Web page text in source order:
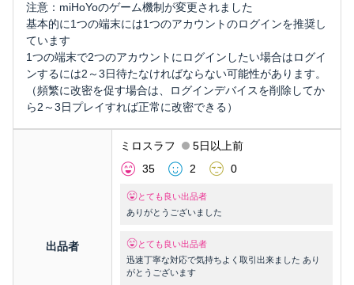
注意：miHoYoのゲーム機制が変更されました
基本的に1つの端末には1つのアカウントのログインを推奨し
ています
1つの端末で2つのアカウントにログインしたい場合はログイ
ンするには2～3日待たなければならない可能性があります。
（頻繁に改密を促す場合は、ログインデバイスを削除してか
ら2～3日プレイすれば正常に改密できる）
出品者
ミロスラフ
5日以上前
35
2 0
とても良い出品者
ありがとうございました
とても良い出品者
迅速丁寧な対応で気持ちよく取引出来ました あり
がとうございます